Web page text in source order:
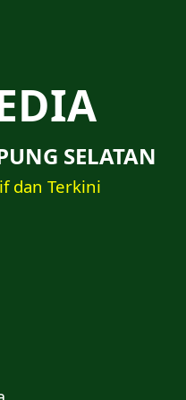
SELATAN
dan Terkini